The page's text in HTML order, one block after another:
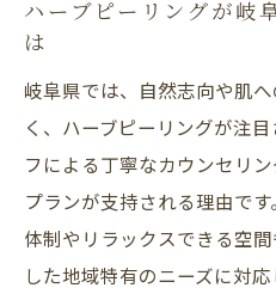
ハーブピーリングが岐
は
岐阜県では、自然志向や肌
く、ハーブピーリングが注
フによる丁寧なカウンセリ
プランが支持される理由で
体制やリラックスできる空
した地域特有のニーズに対